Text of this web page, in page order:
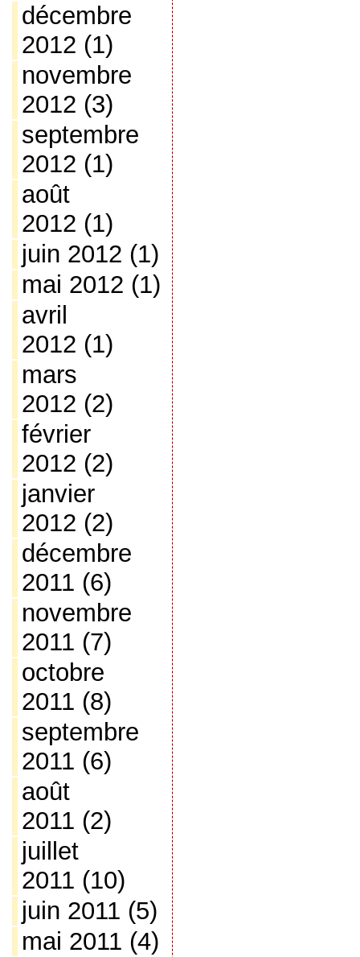
décembre
2012 (1)
novembre
2012 (3)
septembre
2012 (1)
août
2012 (1)
juin 2012 (1)
mai 2012 (1)
avril
2012 (1)
mars
2012 (2)
février
2012 (2)
janvier
2012 (2)
décembre
2011 (6)
novembre
2011 (7)
octobre
2011 (8)
septembre
2011 (6)
août
2011 (2)
juillet
2011 (10)
juin 2011 (5)
mai 2011 (4)